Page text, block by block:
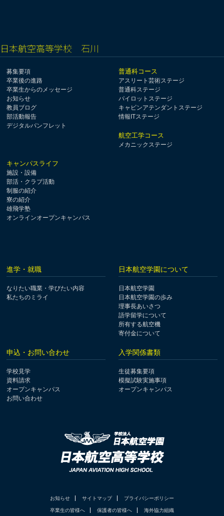
日本航空高等学校 石川
募集要項
卒業後の進路
卒業生からのメッセージ
お知らせ
教員ブログ
部活動報告
デジタルパンフレット
普通科コース
アスリート芸術ステージ
普通科ステージ
パイロットステージ
キャビンアテンダントステージ
情報ITステージ
航空工学コース
メカニックステージ
キャンパスライフ
施設・設備
部活・クラブ活動
制服の紹介
寮の紹介
雄飛学塾
オンラインオープンキャンパス
進学・就職
なりたい職業・学びたい内容
私たちのミライ
日本航空学園について
日本航空学園
日本航空学園の歩み
理事長あいさつ
語学留学について
所有する航空機
寄付金について
申込・お問い合わせ
学校見学
資料請求
オープンキャンパス
お問い合わせ
入学関係書類
生徒募集要項
模擬試験実施事項
オープンキャンパス
お知らせ サイトマップ プライバシーポリシー
卒業生の皆様へ 保護者の皆様へ 海外協力組織